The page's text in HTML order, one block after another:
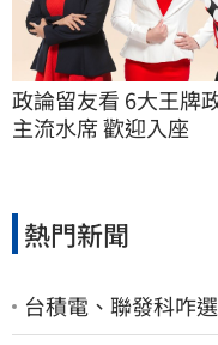
政論留友看 6大王牌
主流水席 歡迎入座
熱門新聞
台積電、聯發科咋